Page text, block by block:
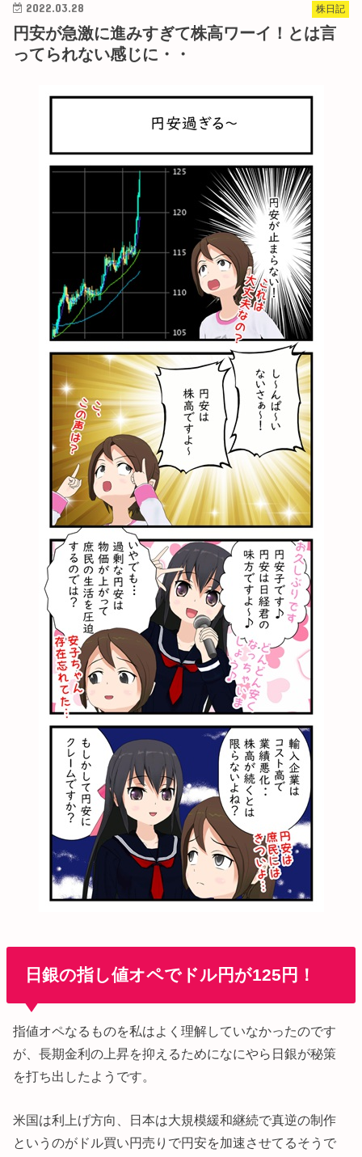
株日記
2022.03.28
円安が急激に進みすぎて株高ワーイ！とは言
ってられない感じに・・
日銀の指し値オペでドル円が125円！
指値オペなるものを私はよく理解していなかったのです
が、長期金利の上昇を抑えるためになにやら日銀が秘策
を打ち出したようです。
米国は利上げ方向、日本は大規模緩和継続で真逆の制作
というのがドル買い円売りで円安を加速させてるそうで